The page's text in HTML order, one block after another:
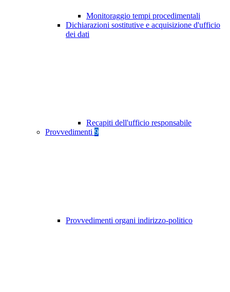
Monitoraggio tempi procedimentali
Dichiarazioni sostitutive e acquisizione d'ufficio
dei dati
Recapiti dell'ufficio responsabile
Provvedimenti 9
Provvedimenti organi indirizzo-politico